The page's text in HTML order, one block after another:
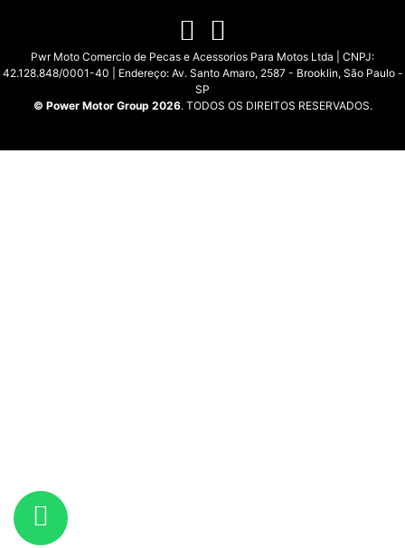
Pwr Moto Comercio de Pecas e Acessorios Para Motos Ltda | CNPJ:
42.128.848/0001-40 | Endereço: Av. Santo Amaro, 2587 - Brooklin, São Paulo -
SP
© Power Motor Group 2026. TODOS OS DIREITOS RESERVADOS.